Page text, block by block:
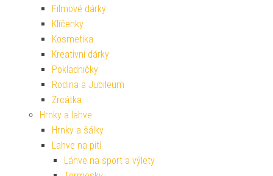
Filmové dárky
Klíčenky
Kosmetika
Kreativní dárky
Pokladničky
Rodina a Jubileum
Zrcátka
Hrnky a lahve
Hrnky a šálky
Lahve na pití
Láhve na sport a výlety